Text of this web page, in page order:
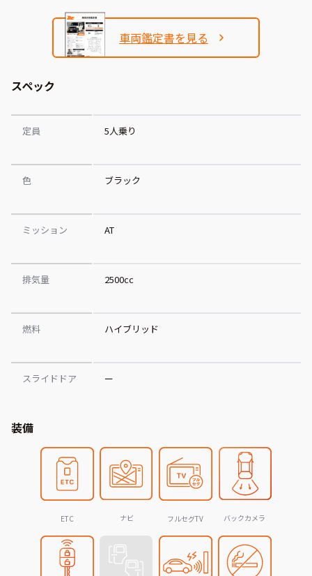
車両鑑定書を見る
スペック
定員 5人乗り
色 ブラック
ミッション AT
排気量 2500cc
燃料 ハイブリッド
スライドドア ー
装備
ETC ナビ フルセグTV バックカメラ